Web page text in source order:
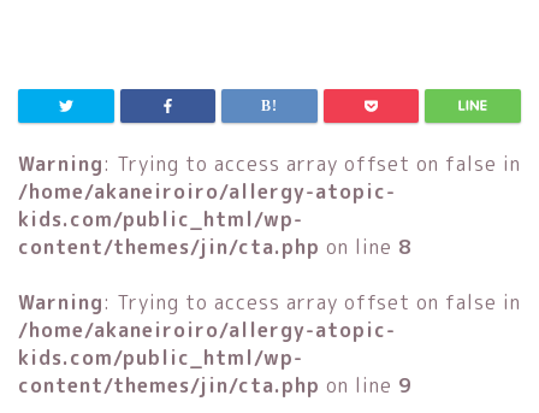
Warning: Trying to access array offset on false in
/home/akaneiroiro/allergy-atopic-
kids.com/public_html/wp-
content/themes/jin/cta.php on line 8
Warning: Trying to access array offset on false in
/home/akaneiroiro/allergy-atopic-
kids.com/public_html/wp-
content/themes/jin/cta.php on line 9